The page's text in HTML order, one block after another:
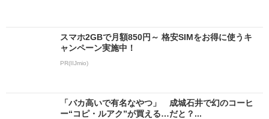
スマホ2GBで月額850円～ 格安SIMをお得に使うキ
ャンペーン実施中！
PR(IIJmio)
「バカ高いで有名なやつ」 成城石井で幻のコーヒ
ー“コピ・ルアク”が買える…だと？...